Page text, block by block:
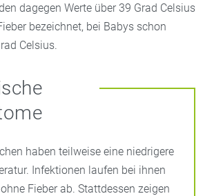
dagegen Werte über 39 Grad Celsius
bezeichnet, bei Babys schon
Celsius.
haben teilweise eine niedrigere
Infektionen laufen bei ihnen
Fieber ab. Stattdessen zeigen